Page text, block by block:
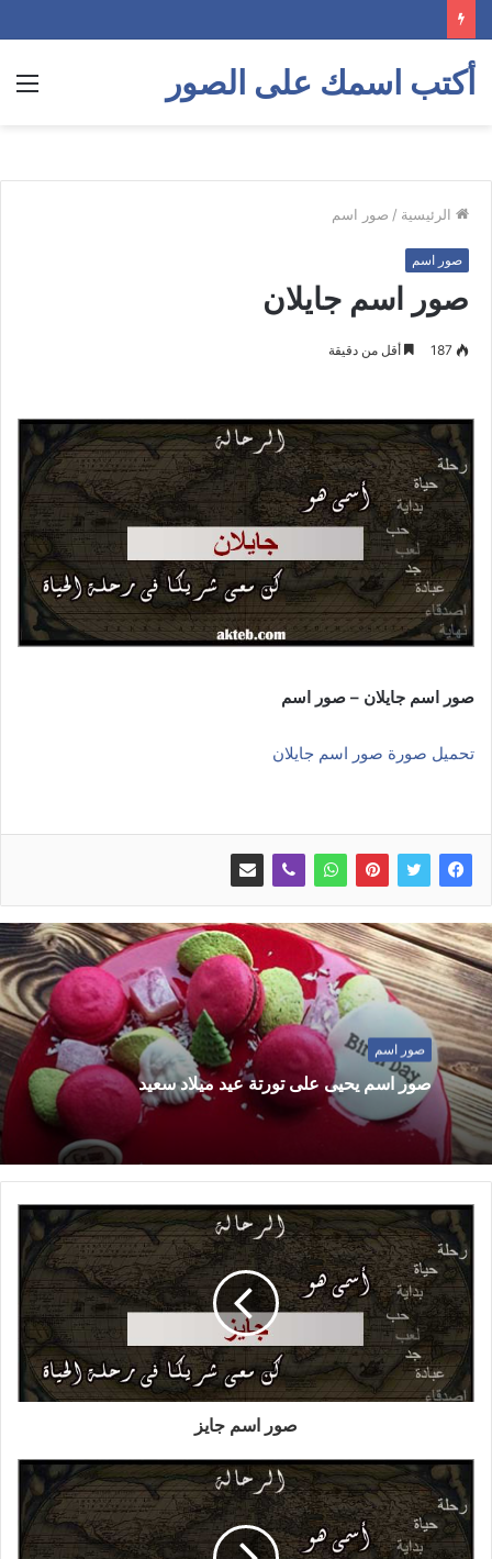
أكتب اسمك على الصور
الرئيسية / صور اسم
صور اسم
صور اسم جايلان
187 أقل من دقيقة
صور اسم جايلان – صور اسم
تحميل صورة صور اسم جايلان
صور اسم
صور اسم يحيى على تورتة عيد ميلاد سعيد
صور اسم جايز